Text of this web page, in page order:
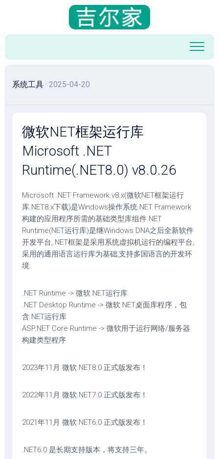
容
系统工具 · 2025-04-20
微软NET框架运行库
Microsoft .NET
Runtime(.NET8.0) v8.0.26
Microsoft .NET Framework v8.x(微软NET框架运行
库.NET8.x下载)是Windows操作系统.NET Framework
构建的应用程序所需的基础类型库组件.NET
Runtime(NET运行库)是继Windows DNA之后全新软件
开发平台,.NET框架是采用系统虚拟机运行的编程平台,
采用的通用语言运行库为基础,支持多国语言的开发环
境.
.NET Runtime -> 微软.NET运行库
.NET Desktop Runtime -> 微软.NET桌面库程序，包
含.NET运行库
ASP.NET Core Runtime -> 微软用于运行网络/服务器
构建类型程序
2023年11月 微软.NET8.0 正式版发布！
2022年11月 微软.NET7.0 正式版发布！
2021年11月 微软.NET6.0 正式版发布！
.NET6.0 是长期支持版本，将支持三年。